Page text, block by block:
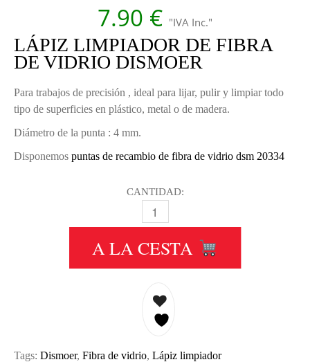
7.90 € "IVA Inc."
LÁPIZ LIMPIADOR DE FIBRA
DE VIDRIO DISMOER
Para trabajos de precisión , ideal para lijar, pulir y limpiar todo
tipo de superficies en plástico, metal o de madera.
Diámetro de la punta : 4 mm.
Disponemos puntas de recambio de fibra de vidrio dsm 20334
CANTIDAD:
LÁPIZ LIMPIADOR DE FIBRA DE
A LA CESTA
Tags: Dismoer, Fibra de vidrio, Lápiz limpiador